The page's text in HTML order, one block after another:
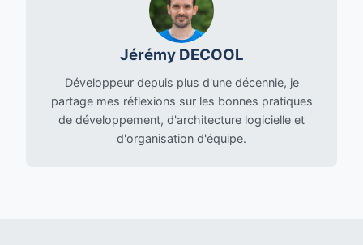
Jérémy DECOOL
Développeur depuis plus d'une décennie, je
partage mes réflexions sur les bonnes pratiques
de développement, d'architecture logicielle et
d'organisation d'équipe.